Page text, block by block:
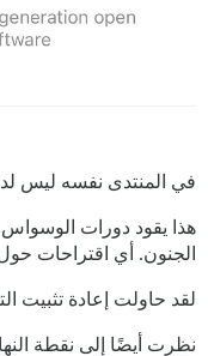
في المنتدى نفسه ليس
هذا يقود دورات
الجنون. أي اقتراحات
لقد حاولت إعادة تثبيت
نظرت أيضًا إلى نقطة